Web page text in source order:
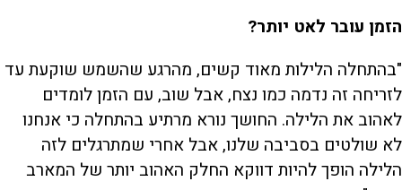
הזמן עובר לאט יותר?
"בהתחלה הלילות מאוד קשים, מהרגע שהשמש שוקעת עד
לזריחה זה נדמה כמו נצח, אבל שוב, עם הזמן לומדים
לאהוב את הלילה. החושך נורא מרתיע בהתחלה כי אנחנו
לא שולטים בסביבה שלנו, אבל אחרי שמתרגלים לזה
הלילה הופך להיות דווקא החלק האהוב יותר של המארב